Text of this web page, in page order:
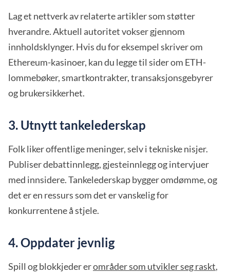
Lag et nettverk av relaterte artikler som støtter
hverandre. Aktuell autoritet vokser gjennom
innholdsklynger. Hvis du for eksempel skriver om
Ethereum-kasinoer, kan du legge til sider om ETH-
lommebøker, smartkontrakter, transaksjonsgebyrer
og brukersikkerhet.
3. Utnytt tankelederskap
Folk liker offentlige meninger, selv i tekniske nisjer.
Publiser debattinnlegg, gjesteinnlegg og intervjuer
med innsidere. Tankelederskap bygger omdømme, og
det er en ressurs som det er vanskelig for
konkurrentene å stjele.
4. Oppdater jevnlig
Spill og blokkjeder erområder som utvikler seg raskt,